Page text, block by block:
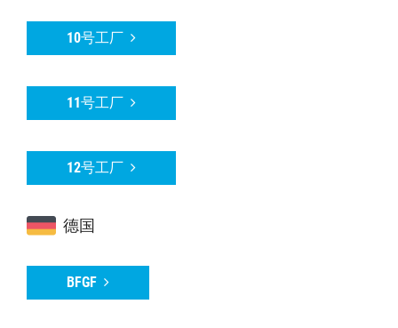
10号工厂
11号工厂
12号工厂
德国
BFGF